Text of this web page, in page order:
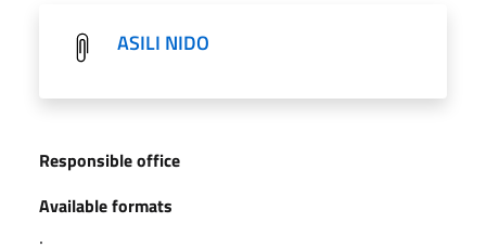
ASILI NIDO
Responsible office
Available formats
.